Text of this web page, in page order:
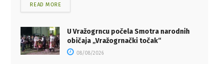
READ MORE
U Vražogrncu počela Smotra narodnih
običaja „Vražogrnački točak“
08/08/2026